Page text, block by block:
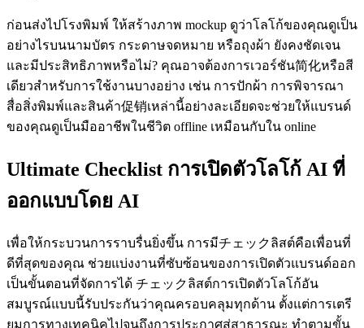
ก่อนส่งไปโรงพิมพ์ ให้สร้างภาพ mockup ดูว่าโลโก้ของคุณดูเป็น
อย่างไรบนนามบัตร กระดาษจดหมาย หรือถุงผ้า ยังคงชัดเจน
และมีประสิทธิภาพหรือไม่? คุณอาจต้องการเวอร์ชัน简化หรือสี
เดียวสำหรับการใช้งานบางอย่าง เช่น การปักผ้า การพิจารณา
สื่อสิ่งพิมพ์และสินค้า促销เหล่านี้อย่างละเอียดจะช่วยให้แบรนด์
ของคุณดูเป็นมืออาชีพในชีวิต offline เหมือนกับใน online
Ultimate Checklist การเปิดตัวโลโก้ AI ที่
ออกแบบโดย AI
เพื่อให้กระบวนการราบรื่นยิ่งขึ้น การมีチェックลิสต์คือเพื่อนที่
ดีที่สุดของคุณ ช่วยแบ่งงานที่ซับซ้อนของการเปิดตัวแบรนด์ออก
เป็นขั้นตอนที่จัดการได้ チェックลิสต์การเปิดตัวโลโก้อัน
สมบูรณ์แบบนี้รับประกันว่าคุณครอบคลุมทุกด้าน ตั้งแต่การเตรี
ยมการทางเทคนิคไปจนถึงการประกาศสู่สาธารณะ ทำตามขั้น